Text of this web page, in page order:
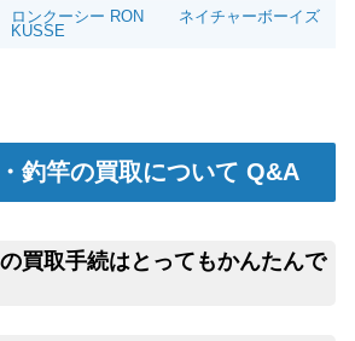
ロンクーシー RON
KUSSE
ネイチャーボーイズ
釣竿の買取について Q&A
買取手続はとってもかんたんで